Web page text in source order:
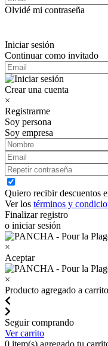
Olvidé mi contraseña
Iniciar sesión
Continuar como invitado
Crear una cuenta
×
Registrarme
Soy persona
Soy empresa
Quiero recibir descuentos
Ver los términos y
Finalizar registro
o iniciar sesión
×
Aceptar
×
Producto agregado a carrito
Seguir comprando
Ver carrito
0 item(s) agregado tu